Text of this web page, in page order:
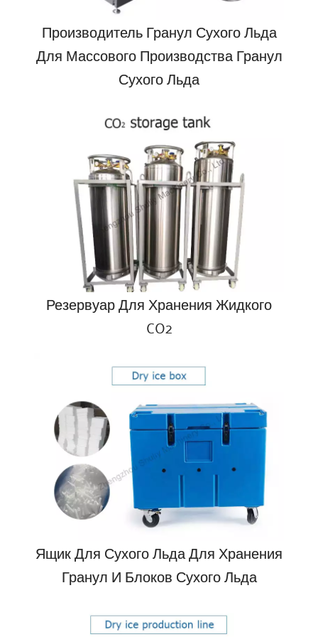
Производитель Гранул Сухого Льда
Для Массового Производства Гранул
Сухого Льда
Резервуар Для Хранения Жидкого
CO2
Ящик Для Сухого Льда Для Хранения
Гранул И Блоков Сухого Льда